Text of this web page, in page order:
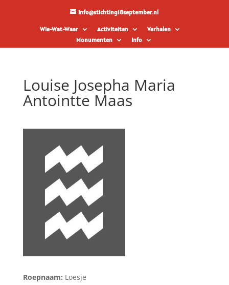
info@stichting18september.nl
Wie-Wat-Waar Activiteiten
Verhalen
Monumenten
Info
Louise Josepha Maria
Antointte Maas
Roepnaam: Loesje